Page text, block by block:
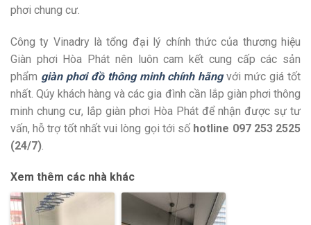
phơi chung cư.
Công ty Vinadry là tổng đại lý chính thức của thương hiệu
Giàn phơi Hòa Phát nên luôn cam kết cung cấp các sản
phẩm giàn phơi đồ thông minh chính hãngvới mức giá tốt
nhất. Qúy khách hàng và các gia đình cần lắp giàn phơi thông
minh chung cư, lắp giàn phơi Hòa Phát để nhận được sự tư
vấn, hỗ trợ tốt nhất vui lòng gọi tới số hotline 097 253 2525
(24/7)
Xem thêm các nhà khác